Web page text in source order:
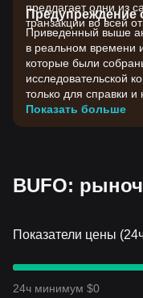
предлагает одни из
транзакции во всей
Предупреждение
Приведенный выше
в реальном времени
которые были
исследовательской
только для справки
советом. Цены на
волатильностью.
Показать больше
BUFO:
Показатели цены
24ч минимум $0